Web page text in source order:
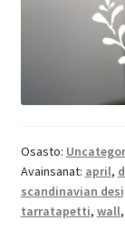
Osasto:
Avainsanat: april,
scandinavian
tarratapetti, wall,